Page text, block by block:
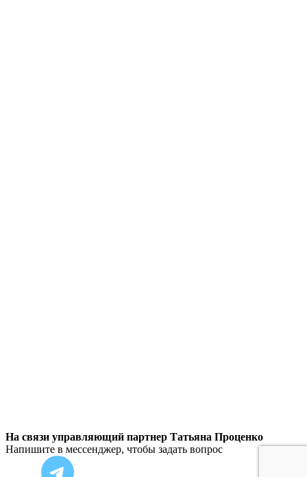
На связи управляющий партнер Татьяна Проценко
Напишите в мессенджер, чтобы задать вопрос